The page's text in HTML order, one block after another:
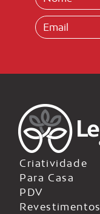
Criatividade
Para Casa
PDV
Revestimentos